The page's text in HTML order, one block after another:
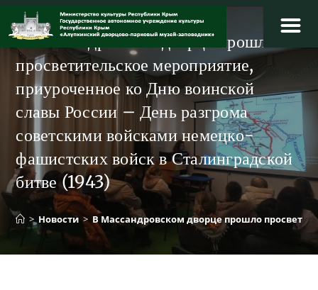
Перейти
содержимому
В Массандровском дворце прошло
просветительское мероприятие,
приуроченное ко Дню воинской
славы России – День разгрома
советскими войсками немецко-
фашистских войск в Сталинградской
битве (1943)
> Новости > В Массандровском дворце прошло